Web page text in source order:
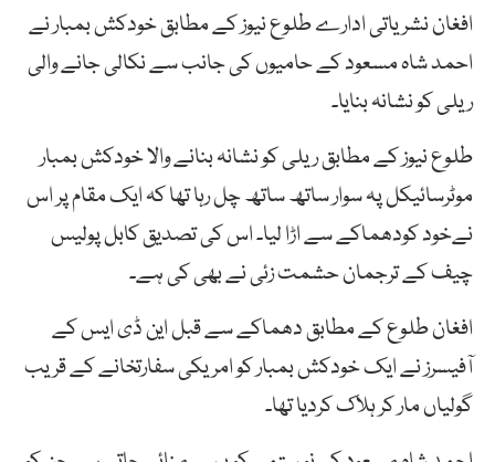
افغان نشریاتی ادارے طلوع نیوز کے مطابق خودکش بمبار نے
احمد شاہ مسعود کے حامیوں کی جانب سے نکالی جانے والی
ریلی کو نشانہ بنایا۔
طلوع نیوز کے مطابق ریلی کو نشانہ بنانے والا خودکش بمبار
موٹرسائیکل پہ سوار ساتھ ساتھ چل رہا تھا کہ ایک مقام پر اس
نےخود کودھماکے سے اڑا لیا۔ اس کی تصدیق کابل پولیس
چیف کے ترجمان حشمت زئی نے بھی کی ہے۔
افغان طلوع کے مطابق دھماکے سے قبل این ڈی ایس کے
آفیسرز نے ایک خودکش بمبار کو امریکی سفارتخانے کے قریب
گولیاں مار کر ہلاک کردیا تھا۔